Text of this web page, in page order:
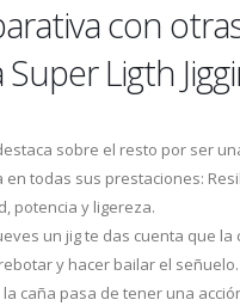
con
Super Ligth
sobre el resto por ser
en todas sus prestaciones:
potencia y ligereza.
un jig te das cuenta que la
y hacer bailar el señuelo.
la caña pasa de tener una